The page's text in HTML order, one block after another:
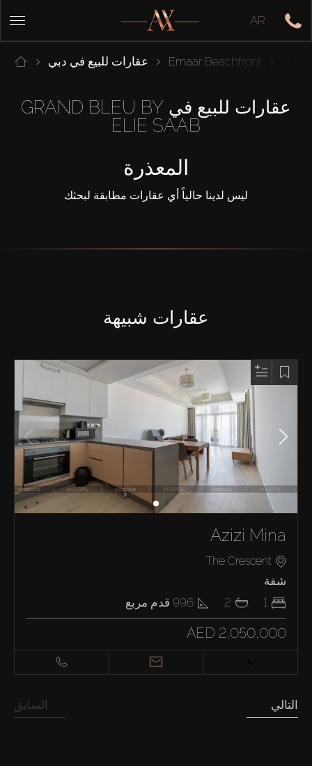
AR
عقارات للبيع في دبي Emaar Beachfront
عقارات للبيع في GRAND BLEU BY
ELIE SAAB
المعذرة
ليس لدينا حالياً أي عقارات مطابقة لبحثك
عقارات شبيهة
Azizi Mina
The Crescent
شقة
1
2
996 قدم مربع
AED 2,050,000
السابق التالي